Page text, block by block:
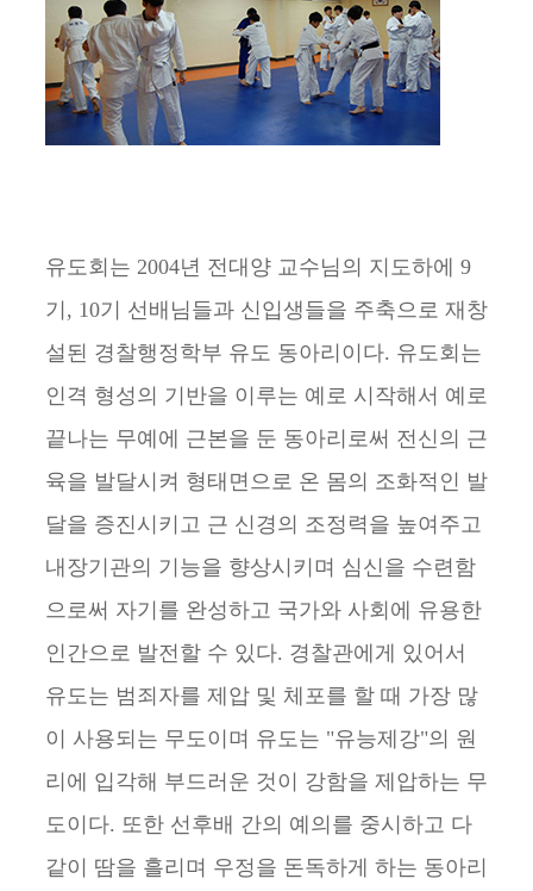
유도회는 2004년 전대양 교수님의 지도하에 9
기, 10기 선배님들과 신입생들을 주축으로 재창
설된 경찰행정학부 유도 동아리이다. 유도회는
인격 형성의 기반을 이루는 예로 시작해서 예로
끝나는 무예에 근본을 둔 동아리로써 전신의 근
육을 발달시켜 형태면으로 온 몸의 조화적인 발
달을 증진시키고 근 신경의 조정력을 높여주고
내장기관의 기능을 향상시키며 심신을 수련함
으로써 자기를 완성하고 국가와 사회에 유용한
인간으로 발전할 수 있다. 경찰관에게 있어서
유도는 범죄자를 제압 및 체포를 할 때 가장 많
이 사용되는 무도이며 유도는 "유능제강"의 원
리에 입각해 부드러운 것이 강함을 제압하는 무
도이다. 또한 선후배 간의 예의를 중시하고 다
같이 땀을 흘리며 우정을 돈독하게 하는 동아리